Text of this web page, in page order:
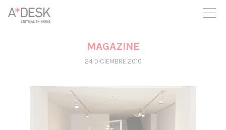
crees también en A*DESK seguimos necesitándote para poder
seguir adelante. Ahora puedes participar del proyecto y
apoyarlo.
MAGAZINE
24 DICIEMBRE 2010